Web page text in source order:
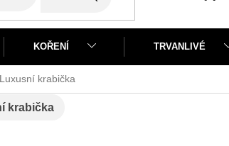
KOŘENÍ TRVANLIVÉ
Luxusní krabička
krabička